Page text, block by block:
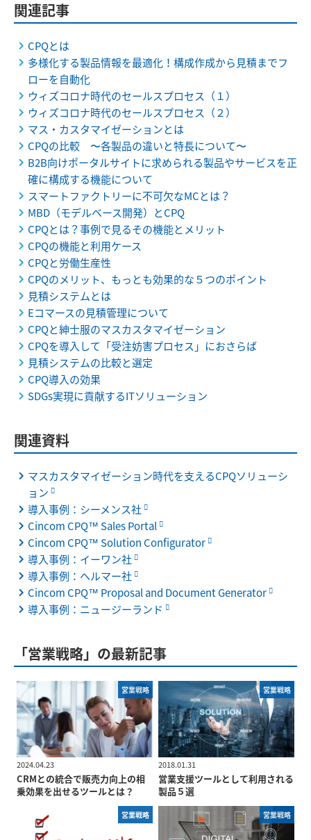
関連記事
CPQとは
多様化する製品情報を最適化！構成作成から見積までフ
ローを自動化
ウィズコロナ時代のセールスプロセス（１）
ウィズコロナ時代のセールスプロセス（２）
マス・カスタマイゼーションとは
CPQの比較 〜各製品の違いと特長について〜
B2B向けポータルサイトに求められる製品やサービスを正
確に構成する機能について
スマートファクトリーに不可欠なMCとは？
MBD（モデルベース開発）とCPQ
CPQとは？事例で見るその機能とメリット
CPQの機能と利用ケース
CPQと労働生産性
CPQのメリット、もっとも効果的な５つのポイント
見積システムとは
Eコマースの見積管理について
CPQと紳士服のマスカスタマイゼーション
CPQを導入して「受注妨害プロセス」におさらば
見積システムの比較と選定
CPQ導入の効果
SDGs実現に貢献するITソリューション
関連資料
マスカスタマイゼーション時代を支えるCPQソリューシ
ョン
導入事例：シーメンス社
Cincom CPQ™ Sales Portal
Cincom CPQ™ Solution Configurator
導入事例：イーワン社
導入事例：ヘルマー社
Cincom CPQ™ Proposal and Document Generator
導入事例：ニュージーランド
「営業戦略」の最新記事
営業戦略
2024.04.23
CRMとの統合で販売力向上の相
乗効果を出せるツールとは？
営業戦略
2018.01.31
営業支援ツールとして利用される
製品５選
営業戦略 営業戦略